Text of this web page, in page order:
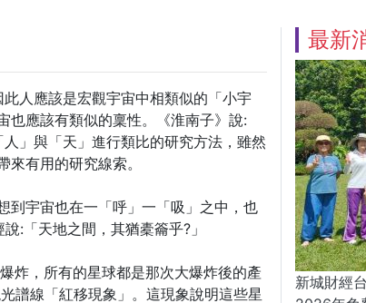
人應該是宏觀宇宙中相類似的「小宇
也應該有類似的稟性。《淮南子》說:
」與「天」進行類比的研究方法，雖然
有用的研究線索。
到宇宙也在一「呼」一「吸」之中，也
:「天地之間，其猶橐籥乎?」
炸，所有的星球都是那次大爆炸後的產
譜線「紅移現象」。這現象說明這些星
最新
新城財經